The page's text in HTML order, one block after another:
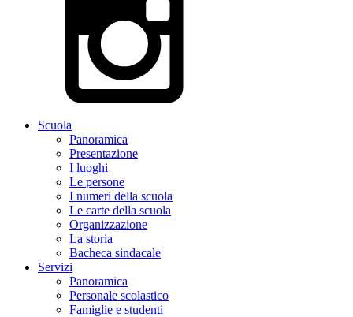
Scuola
Panoramica
Presentazione
I luoghi
Le persone
I numeri della scuola
Le carte della scuola
Organizzazione
La storia
Bacheca sindacale
Servizi
Panoramica
Personale scolastico
Famiglie e studenti